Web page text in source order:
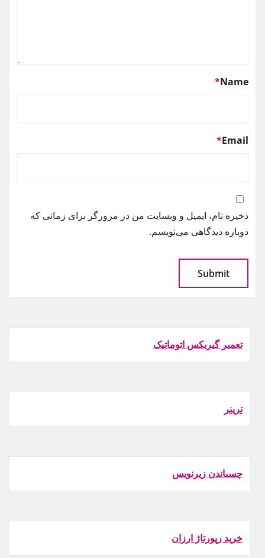
Name
*
Email
*
ذخیره نام، ایمیل و وبسایت من در مرورگر برای زمانی که
دوباره دیدگاهی می‌نویسم.
تعمیر گیربکس اتوماتیک
ترينر
چسباندن زيرنويس
خرید رپورتاژ ارزان